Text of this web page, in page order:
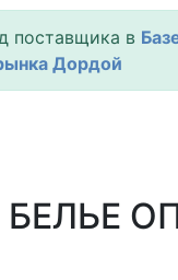
поставщика в
Дордой